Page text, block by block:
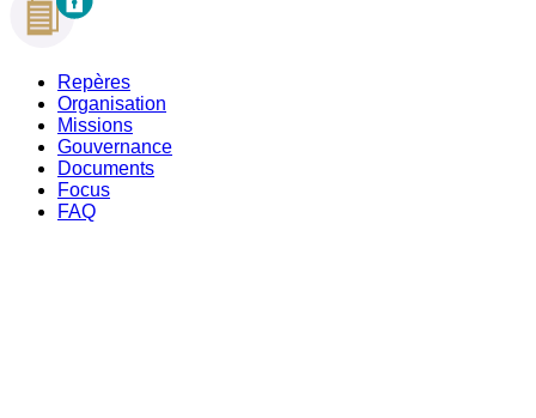
Repères
Organisation
Missions
Gouvernance
Documents
Focus
FAQ